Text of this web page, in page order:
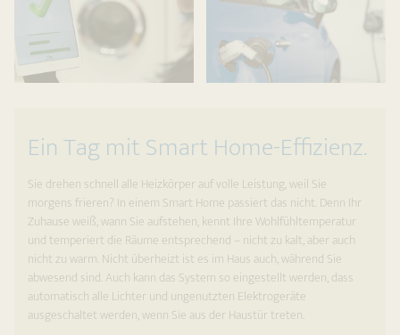
Ein Tag mit Smart Home-Effizienz.
Sie drehen schnell alle Heizkörper auf volle Leistung, weil Sie
morgens frieren? In einem Smart Home passiert das nicht. Denn Ihr
Zuhause weiß, wann Sie aufstehen, kennt Ihre Wohlfühltempe­ratur
und temperiert die Räume entsprechend – nicht zu kalt, aber auch
nicht zu warm. Nicht überheizt ist es im Haus auch, während Sie
abwesend sind. Auch kann das System so eingestellt werden, dass
automatisch alle Lichter und ungenutzten Elektro­geräte
ausgeschaltet werden, wenn Sie aus der Haustür treten.